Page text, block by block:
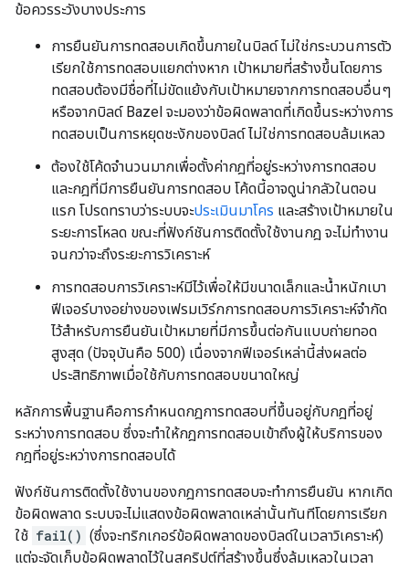
ข้อควรระวังบางประการ
การยืนยันการทดสอบเกิดขึ้นภายในบิลด์ ไม่ใช่กระบวนการตัว
เรียกใช้การทดสอบแยกต่างหาก เป้าหมายที่สร้างขึ้นโดยการ
ทดสอบต้องมีชื่อที่ไม่ขัดแย้งกับเป้าหมายจากการทดสอบอื่นๆ
หรือจากบิลด์ Bazel จะมองว่าข้อผิดพลาดที่เกิดขึ้นระหว่างการ
ทดสอบเป็นการหยุดชะงักของบิลด์ ไม่ใช่การทดสอบล้มเหลว
ต้องใช้โค้ดจำนวนมากเพื่อตั้งค่ากฎที่อยู่ระหว่างการทดสอบ
และกฎที่มีการยืนยันการทดสอบ โค้ดนี้อาจดูน่ากลัวในตอน
แรก โปรดทราบว่าระบบจะประเมินมาโคร และสร้างเป้าหมายใน
ระยะการโหลด ขณะที่ฟังก์ชันการติดตั้งใช้งานกฎ จะไม่ทำงาน
จนกว่าจะถึงระยะการวิเคราะห์
การทดสอบการวิเคราะห์มีไว้เพื่อให้มีขนาดเล็กและน้ำหนักเบา
ฟีเจอร์บางอย่างของเฟรมเวิร์กการทดสอบการวิเคราะห์จำกัด
ไว้สำหรับการยืนยันเป้าหมายที่มีการขึ้นต่อกันแบบถ่ายทอด
สูงสุด (ปัจจุบันคือ 500) เนื่องจากฟีเจอร์เหล่านี้ส่งผลต่อ
ประสิทธิภาพเมื่อใช้กับการทดสอบขนาดใหญ่
หลักการพื้นฐานคือการกำหนดกฎการทดสอบที่ขึ้นอยู่กับกฎที่อยู่
ระหว่างการทดสอบ ซึ่งจะทำให้กฎการทดสอบเข้าถึงผู้ให้บริการของ
กฎที่อยู่ระหว่างการทดสอบได้
ฟังก์ชันการติดตั้งใช้งานของกฎการทดสอบจะทำการยืนยัน หากเกิด
ข้อผิดพลาด ระบบจะไม่แสดงข้อผิดพลาดเหล่านั้นทันทีโดยการเรียก
ใช้ fail() (ซึ่งจะทริกเกอร์ข้อผิดพลาดของบิลด์ในเวลาวิเคราะห์)
แต่จะจัดเก็บข้อผิดพลาดไว้ในสคริปต์ที่สร้างขึ้นซึ่งล้มเหลวในเวลา